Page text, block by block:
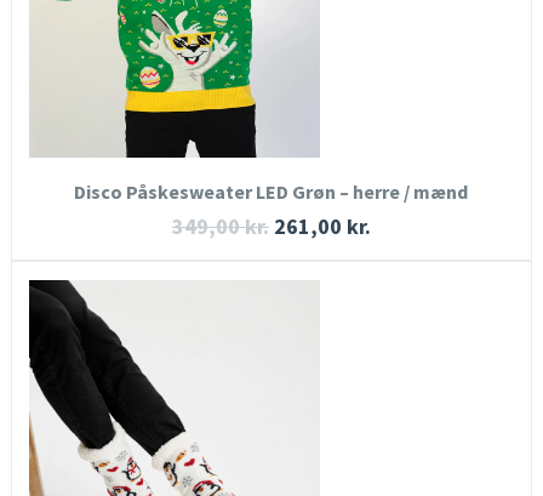
KØB NU
Disco Påskesweater LED Grøn – herre / mænd
349,00kr. 261,00 kr.